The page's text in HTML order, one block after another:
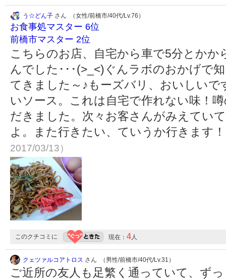
う☆どん子 さん （女性/前橋市/40代/Lv.76）
お食事処マスター 6位
前橋市マスター 2位
こちらのお店、自宅から車で5分とか
んでした･･･(>_<)ぐんラボのおかげで
てきました～♪もーズバリ、おいしいで
いソース。これは自宅で作れない味！
だきました。次々お客さんがみえてい
よ。また行きたい、ていうか行きます
2017/03/13）
このクチコミに 現在： 4人
クェツァルコアトロス さん （男性/前橋市/40代/Lv.31）
ご近所の友人も足繁く通っていて、ず